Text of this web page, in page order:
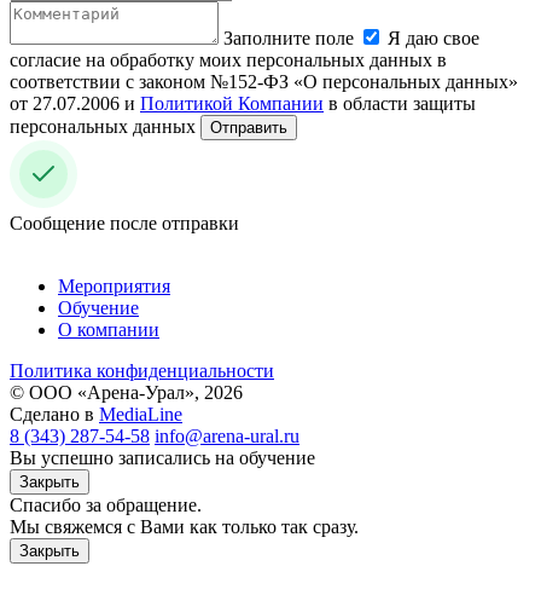
Заполните поле
Я даю свое
согласие на обработку моих персональных данных в
соответствии с законом №152-ФЗ «О персональных данных»
от 27.07.2006 и Политикой Компании в области защиты
персональных данных
Отправить
Сообщение после отправки
Мероприятия
Обучение
О компании
Политика конфиденциальности
© ООО «Арена-Урал», 2026
Сделано в MediaLine
8 (343) 287-54-58 info@arena-ural.ru
Вы успешно записались на обучение
Закрыть
Спасибо за обращение.
Мы свяжемся с Вами как только так сразу.
Закрыть